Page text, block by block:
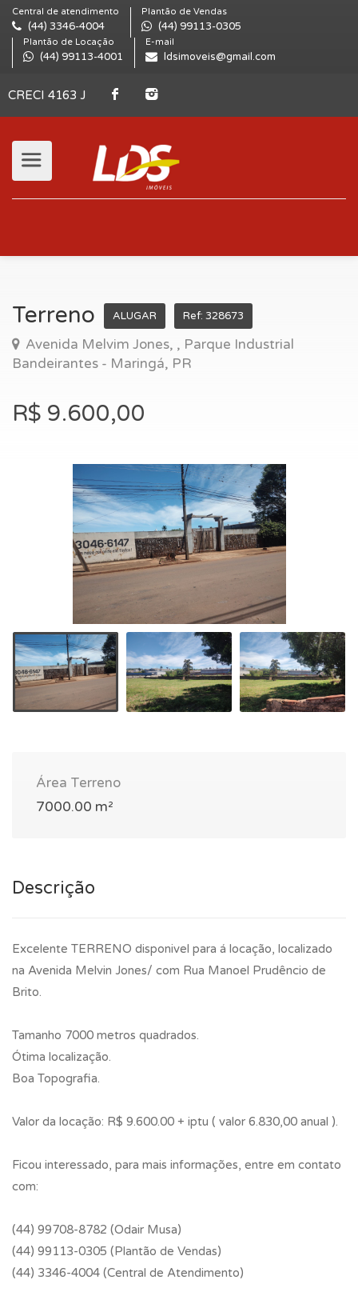
Central de atendimento
(44) 3346-4004
Plantão de Vendas
(44) 99113-0305
Plantão de Locação
(44) 99113-4001
E-mail
ldsimoveis@gmail.com
CRECI 4163 J
Terreno ALUGAR Ref: 328673
Avenida Melvim Jones, , Parque Industrial
Bandeirantes - Maringá, PR
R$ 9.600,00
Área Terreno
7000.00 m²
Descrição
Excelente TERRENO disponivel para á locação, localizado
na Avenida Melvin Jones/ com Rua Manoel Prudêncio de
Brito.
Tamanho 7000 metros quadrados.
Ótima localização.
Boa Topografia.
Valor da locação: R$ 9.600.00 + iptu ( valor 6.830,00 anual ).
Ficou interessado, para mais informações, entre em contato
com:
(44) 99708-8782 (Odair Musa)
(44) 99113-0305 (Plantão de Vendas)
(44) 3346-4004 (Central de Atendimento)